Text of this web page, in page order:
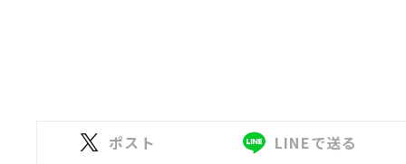
ポスト LINEで送る